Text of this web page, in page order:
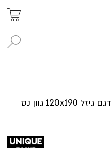
מיטה ברוחב וחצי בד קטיפה דגם גיזל 120x190 גוון נס